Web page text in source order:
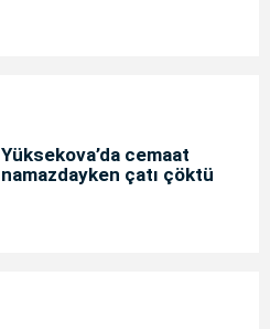
Yüksekova’da cemaat
namazdayken çatı çöktü